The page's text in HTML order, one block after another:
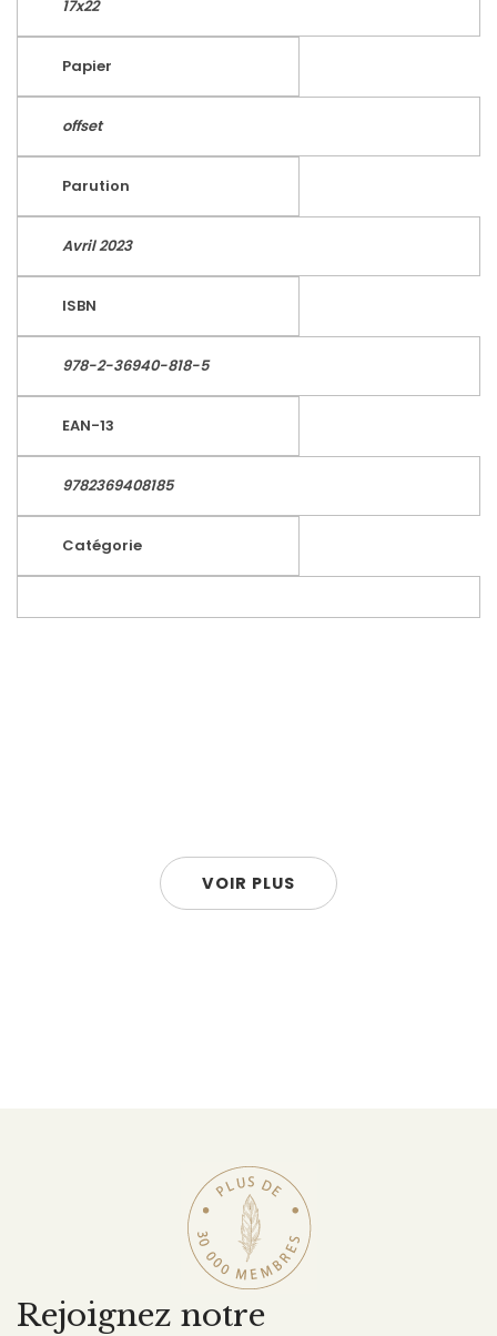
17x22
Papier
offset
Parution
Avril 2023
ISBN
978-2-36940-818-5
EAN-13
9782369408185
Catégorie
VOIR PLUS
Rejoignez notre